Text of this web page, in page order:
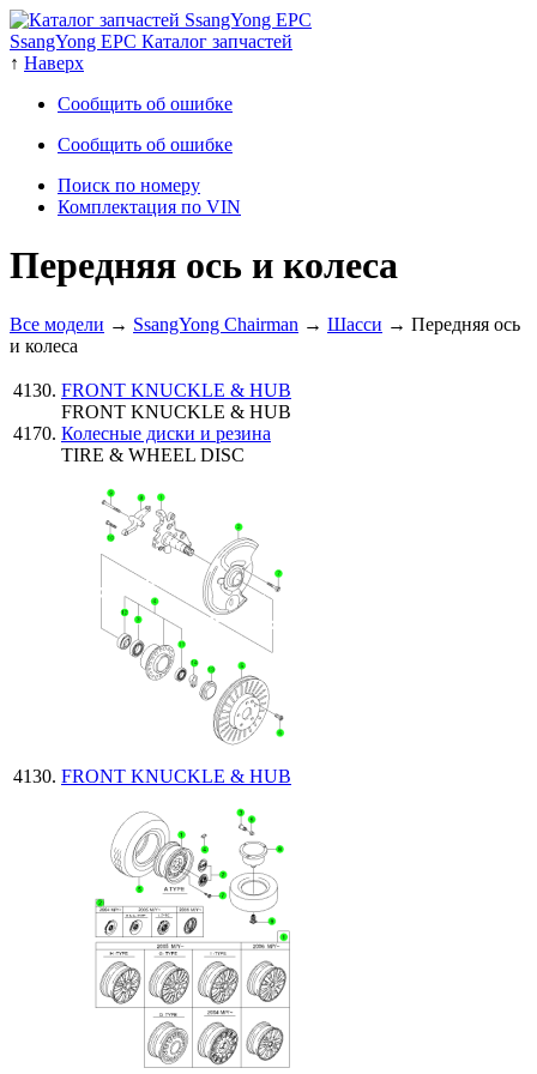
SsangYong EPC Каталог запчастей
↑ Наверх
Сообщить об ошибке
Сообщить об ошибке
Поиск по номеру
Комплектация по VIN
Передняя ось и колеса
Все модели → SsangYong Chairman → Шасси → Передняя ось
и колеса
FRONT KNUCKLE & HUB
FRONT KNUCKLE & HUB
Колесные диски и резина
TIRE & WHEEL DISC
FRONT KNUCKLE & HUB